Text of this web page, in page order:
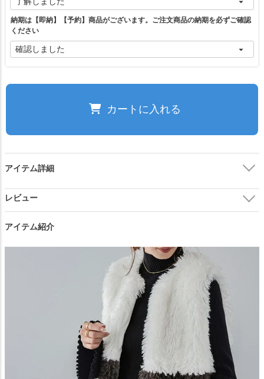
ブラウン
在庫切れ
—
ブラック
在庫切れ
ブラック×チャコール
在庫切れ
納期は【即納】【予約】商品がございます。ご注文商品の納期を必ずご確認
ください
カートに入れる
アイテム詳細
アイテム紹介